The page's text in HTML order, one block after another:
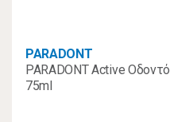
PARADONT
PARADONT Active
75ml